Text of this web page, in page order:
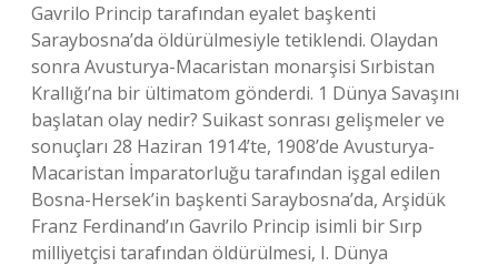
Gavrilo Princip tarafından eyalet başkenti
Saraybosna’da öldürülmesiyle tetiklendi. Olaydan
sonra Avusturya-Macaristan monarşisi Sırbistan
Krallığı’na bir ültimatom gönderdi. 1 Dünya Savaşını
başlatan olay nedir? Suikast sonrası gelişmeler ve
sonuçları 28 Haziran 1914’te, 1908’de Avusturya-
Macaristan İmparatorluğu tarafından işgal edilen
Bosna-Hersek’in başkenti Saraybosna’da, Arşidük
Franz Ferdinand’ın Gavrilo Princip isimli bir Sırp
milliyetçisi tarafından öldürülmesi, I. Dünya